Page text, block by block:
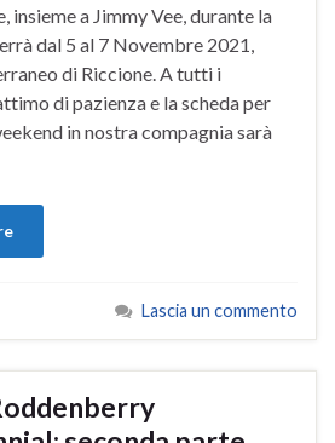
a Jimmy Vee, durante la
dal 5 al 7 Novembre 2021,
di Riccione. A tutti i
di pazienza e la scheda per
in nostra compagnia sarà
Lascia un commento